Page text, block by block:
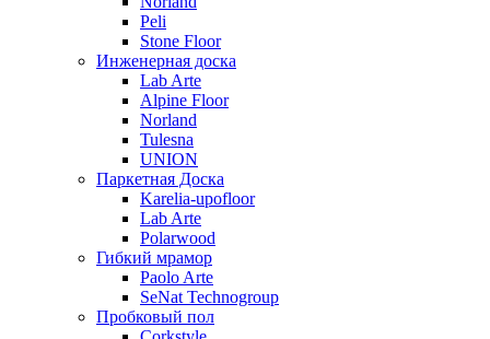
Peli
Stone Floor
Инженерная доска
Lab Arte
Alpine Floor
Norland
Tulesna
UNION
Паркетная Доска
Karelia-upofloor
Lab Arte
Polarwood
Гибкий мрамор
Paolo Arte
SeNat Technogroup
Пробковый пол